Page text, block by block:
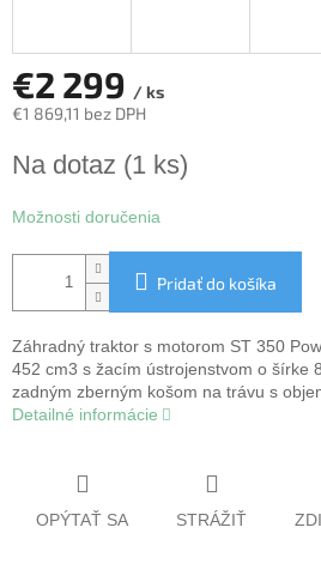
€2 299 / ks
€1 869,11 bez DPH
cena:
Na dotaz (1 ks)
Možnosti doručenia
Pridať do košíka
Záhradný traktor s motorom ST 350
452 cm3 s žacím ústrojenstvom o šírke
zadným zberným košom na trávu s
Detailné informácie
OPÝTAŤ SA STRÁŽIŤ